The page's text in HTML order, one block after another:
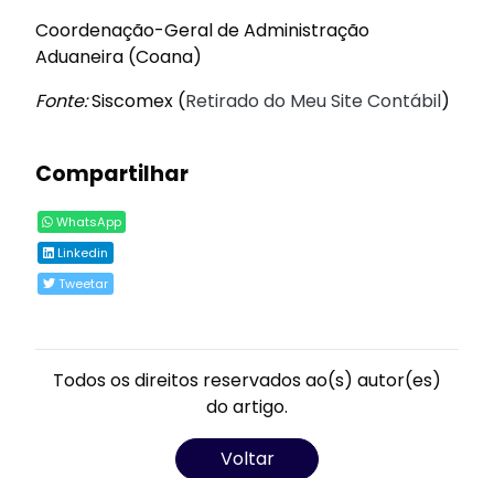
Coordenação-Geral de Administração
Aduaneira (Coana)
Fonte:Siscomex (Retirado do Meu Site Contábil)
Compartilhar
WhatsApp
Linkedin
Tweetar
Todos os direitos reservados ao(s) autor(es)
do artigo.
Voltar